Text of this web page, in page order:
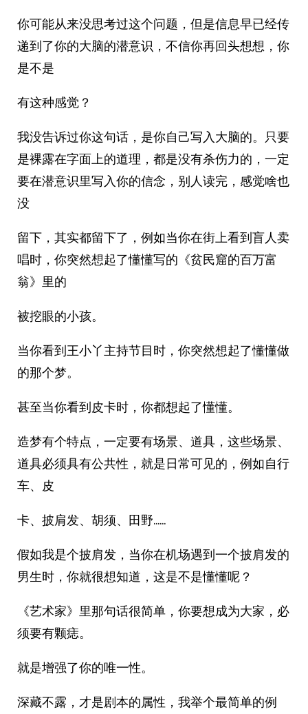
你可能从来没思考过这个问题，但是信息早已经传
递到了你的大脑的潜意识，不信你再回头想想，你
是不是
有这种感觉？
我没告诉过你这句话，是你自己写入大脑的。只要
是裸露在字面上的道理，都是没有杀伤力的，一定
要在潜意识里写入你的信念，别人读完，感觉啥也
没
留下，其实都留下了，例如当你在街上看到盲人卖
唱时，你突然想起了懂懂写的《贫民窟的百万富
翁》里的
被挖眼的小孩。
当你看到王小丫主持节目时，你突然想起了懂懂做
的那个梦。
甚至当你看到皮卡时，你都想起了懂懂。
造梦有个特点，一定要有场景、道具，这些场景、
道具必须具有公共性，就是日常可见的，例如自行
车、皮
卡、披肩发、胡须、田野……
假如我是个披肩发，当你在机场遇到一个披肩发的
男生时，你就很想知道，这是不是懂懂呢？
《艺术家》里那句话很简单，你要想成为大家，必
须要有颗痣。
就是增强了你的唯一性。
深藏不露，才是剧本的属性，我举个最简单的例